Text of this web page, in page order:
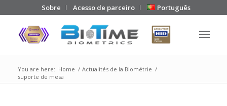
Sobre Acesso de parceiro Português
You are here: Home / Actualités de la Biométrie /
suporte de mesa